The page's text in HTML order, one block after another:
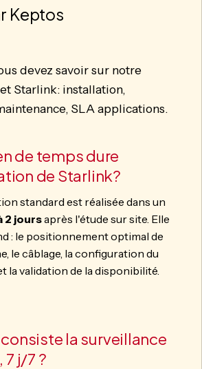
Keptos
devez savoir sur notre
Starlink: installation,
SLA applications.
de temps dure
de Starlink?
standard est réalisée dans un
2 joursaprès l'étude sur site. Elle
: le positionnement optimal de
le câblage, la configuration du
la validation de la disponibilité.
la surveillance
7 j/7 ?